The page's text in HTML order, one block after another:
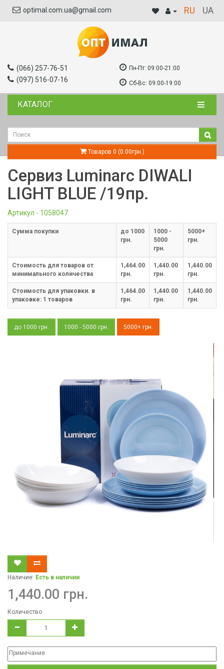
optimal.com.ua@gmail.com RU UA
(066) 257-76-51
(097) 516-07-16
Пн-Пт: 09:00-21:00
Сб-Вс: 09:00-19:00
КАТАЛОГ
Товаров 0 (0.00грн.)
Сервиз Luminarc DIWALI
LIGHT BLUE /19пр.
Артикул - 1058047
Cумма покупки
до 1000
грн.
1000 -
5000
грн.
5000+
грн.
Стоимость для товаров от
минимального количества
1,464.00
грн.
1,440.00
грн.
1,440.00
грн.
Стоимость для упаковки. в
упаковке: 1 товаров
1,464.00
грн.
1,440.00
грн.
1,440.00
грн.
до 1000 грн. 1000 - 5000 грн. 5000+ грн.
Наличие: Есть в наличии
1,440.00 грн.
Количество